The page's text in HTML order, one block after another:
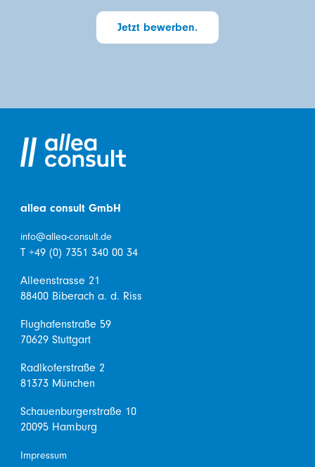
Jetzt bewerben.
allea consult GmbH
info@allea-consult.de
T +49 (0) 7351 340 00 34
Alleenstrasse 21
88400 Biberach a. d. Riss
Flughafenstraße 59
70629 Stuttgart
Radlkoferstraße 2
81373 München
Schauenburgerstraße 10
20095 Hamburg
Impressum